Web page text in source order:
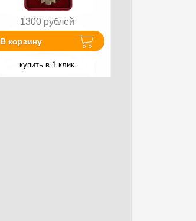
1300 рублей
В корзину
купить в 1 клик